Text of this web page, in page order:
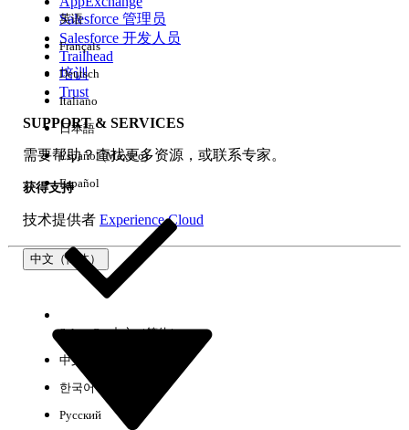
体验
Salesforce 管理员
Salesforce 开发人员
Trailhead
培训
Trust
SUPPORT & SERVICES
需要帮助？查找更多资源，或联系专家。
获得支持
技术提供者 Experience Cloud
中文（简体）
英语
Français
Deutsch
Italiano
日本語
Español (México)
Español
Select Org中文（简体）
中文（繁体）
한국어
Русский